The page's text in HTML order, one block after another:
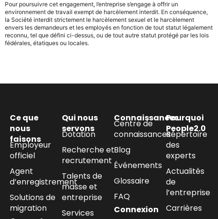
Pour poursuivre cet engagement, l’entreprise s’engage à offrir un
environnement de travail exempt de harcèlement interdit. En conséquence,
la Société interdit strictement le harcèlement sexuel et le harcèlement
envers les demandeurs et les employés en fonction de tout statut légalement
reconnu, tel que défini ci-dessus, ou de tout autre statut protégé par les lois
fédérales, étatiques ou locales.
Ce que
nous
faisons
Employeur
officiel
Agent
d’enregistrement
Solutions de
migration
Qui nous
servons
Dotation
Recherche et
recrutement
Talents de
masse et
entreprise
Services
Connaissances
Centre de
connaissances
Blog
Événements
Glossaire
FAQ
Connexion
Pourquoi
People2.0
Répertoire
des
experts
Actualités
de
l’entreprise
Carrières